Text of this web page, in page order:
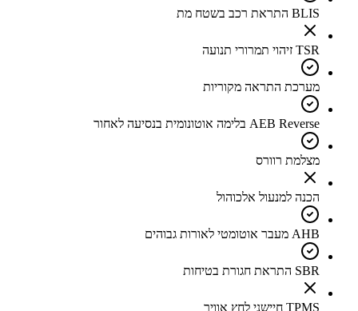
BLIS התראת רכב בשטח מת
TSR זיהוי תמרורי תנועה
מערכת התראה מקוריות
AEB Reverse בלימה אוטונומית בנסיעה לאחור
מצלמת רוורס
הכנה למנעול אלכוהול
AHB מעבר אוטומטי לאורות גבוהים
SBR התראת חגורת בטיחות
TPMS חיישני לחץ אוויר